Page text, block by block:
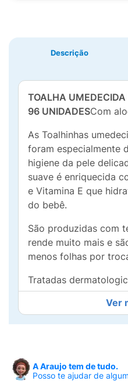
Descrição
TOALHA
96 UNIDADESCom
As Toalhinhas
foram especialmente
higiene da pele
suave é enriquecida
e Vitamina E que
do bebê.
São produzidas com
rende muito mais e
menos folhas por
Tratadas
Ver
A Araujo tem de tudo.
Posso te ajudar de